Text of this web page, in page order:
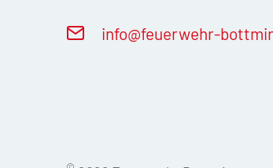
nf f rw hr-b ttm